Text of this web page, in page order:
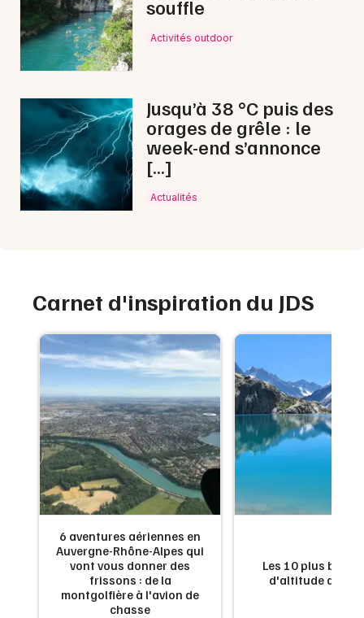
souffle
Activités outdoor
Jusqu’à 38 °C puis des
orages de grêle : le
week-end s’annonce
[…]
Actualités
Carnet d'inspiration du JDS
6 aventures aériennes en
Auvergne-Rhône-Alpes qui
vont vous donner des
frissons : de la
montgolfière à l'avion de
chasse
Les 10 plus
d'altitude de